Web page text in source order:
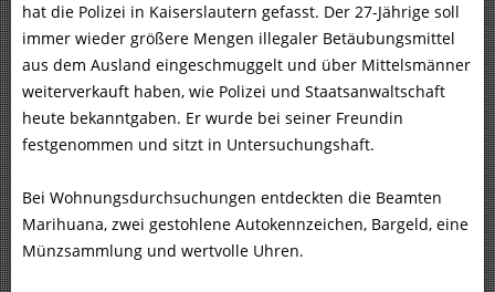
hat die Polizei in Kaiserslautern gefasst. Der 27-Jährige soll
immer wieder größere Mengen illegaler Betäubungsmittel
aus dem Ausland eingeschmuggelt und über Mittelsmänner
weiterverkauft haben, wie Polizei und Staatsanwaltschaft
heute bekanntgaben. Er wurde bei seiner Freundin
festgenommen und sitzt in Untersuchungshaft.
Bei Wohnungsdurchsuchungen entdeckten die Beamten
Marihuana, zwei gestohlene Autokennzeichen, Bargeld, eine
Münzsammlung und wertvolle Uhren.